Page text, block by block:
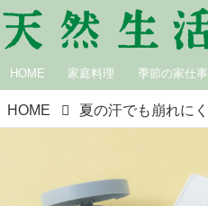
HOME 家庭料理 季節の家仕事
HOME